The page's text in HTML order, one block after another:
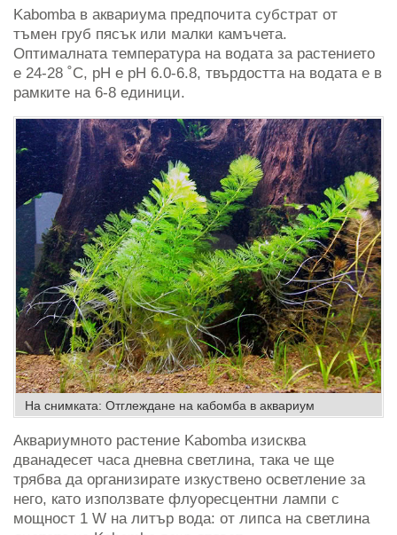
Kabomba в аквариума предпочита субстрат от
тъмен груб пясък или малки камъчета.
Оптималната температура на водата за растението
е 24-28 ˚C, рН е pH 6.0-6.8, твърдостта на водата е в
рамките на 6-8 единици.
На снимката: Отглеждане на кабомба в аквариум
Аквариумното растение Kabomba изисква
дванадесет часа дневна светлина, така че ще
трябва да организирате изкуствено осветление за
него, като използвате флуоресцентни лампи с
мощност 1 W на литър вода: от липса на светлина